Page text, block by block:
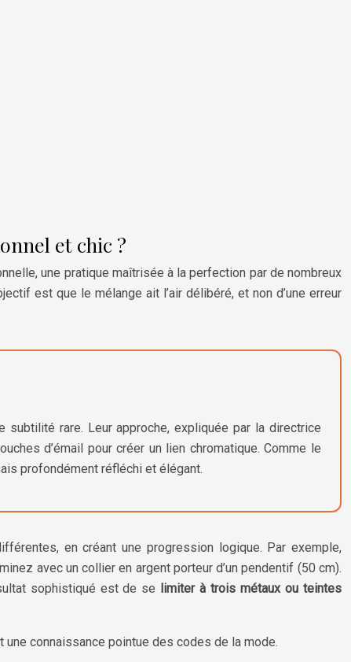
et chic ?
une pratique maîtrisée à la perfection par de nombreux
est que le mélange ait l’air délibéré, et non d’une erreur
subtilité rare. Leur approche, expliquée par la directrice
d’émail pour créer un lien chromatique. Comme le
profondément réfléchi et élégant.
en créant une progression logique. Par exemple,
avec un collier en argent porteur d’un pendentif (50 cm).
sophistiqué est de se limiter à trois métaux ou teintes
connaissance pointue des codes de la mode.